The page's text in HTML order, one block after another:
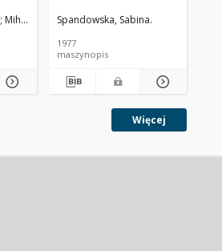
Mihułka, Mariusz.
normalizacyjne w
zakresie
bakteriologicznego
badania wody i
Spandowska, Sabina.
1977
maszynopis
Więcej